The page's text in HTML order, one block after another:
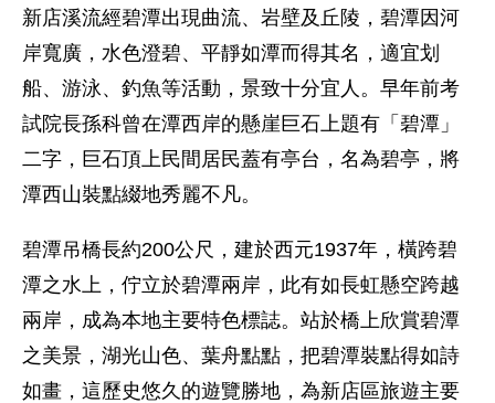
新店溪流經碧潭出現曲流、岩壁及丘陵，碧潭因河
岸寬廣，水色澄碧、平靜如潭而得其名，適宜划
船、游泳、釣魚等活動，景致十分宜人。早年前考
試院長孫科曾在潭西岸的懸崖巨石上題有「碧潭」
二字，巨石頂上民間居民蓋有亭台，名為碧亭，將
潭西山裝點綴地秀麗不凡。
碧潭吊橋長約200公尺，建於西元1937年，橫跨碧
潭之水上，佇立於碧潭兩岸，此有如長虹懸空跨越
兩岸，成為本地主要特色標誌。站於橋上欣賞碧潭
之美景，湖光山色、葉舟點點，把碧潭裝點得如詩
如畫，這歷史悠久的遊覽勝地，為新店區旅遊主要